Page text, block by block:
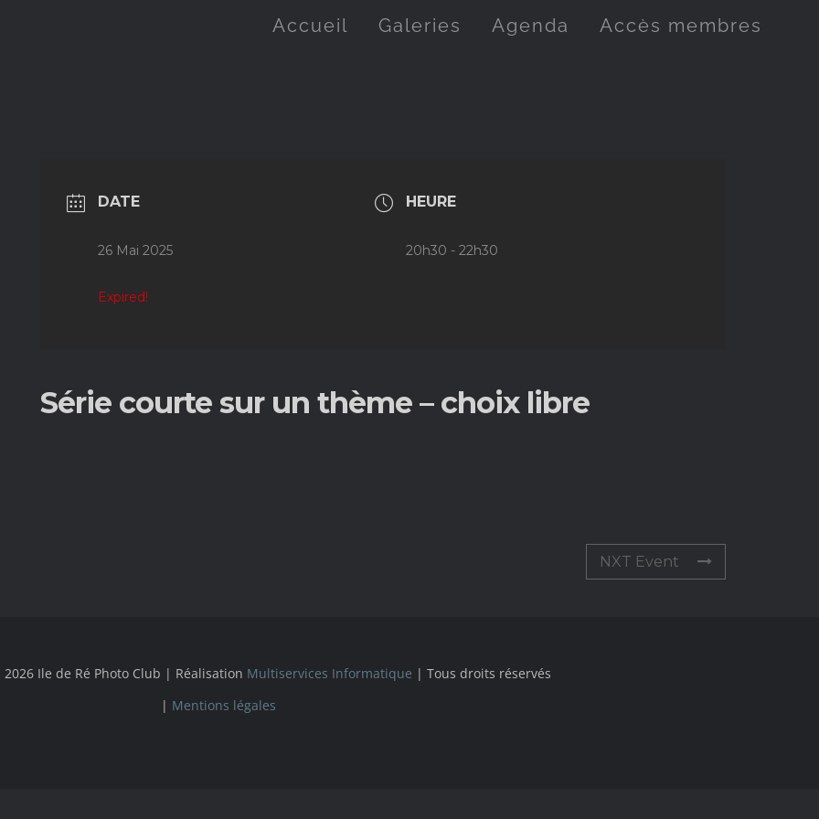
Accueil Galeries Agenda Accès membres
DATE
26 Mai 2025
Expired!
HEURE
20h30 - 22h30
Série courte sur un thème – choix libre
NXT Event
Ile de Ré Photo Club | Réalisation Multiservices Informatique | Tous droits réservés
| Mentions légales